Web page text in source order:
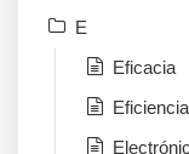
E
Eficacia
Eficiencia